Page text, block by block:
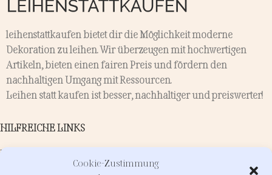
Cookie-Zustimmung
leihenstattkaufen bietet dir die Möglichkeit moderne
Dekoration zu leihen. Wir überzeugen mit hochwertigen
Artikeln, bieten einen fairen Preis und fördern den
nachhaltigen Umgang mit Ressourcen.
Leihen statt kaufen ist besser, nachhaltiger und preiswerter!
HILFREICHE LINKS
Kontakt